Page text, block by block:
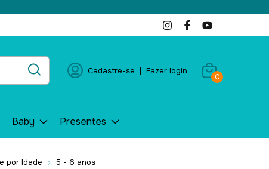
Cadastre-se | Fazer login
0
Baby Presentes
por Idade 5 - 6 anos